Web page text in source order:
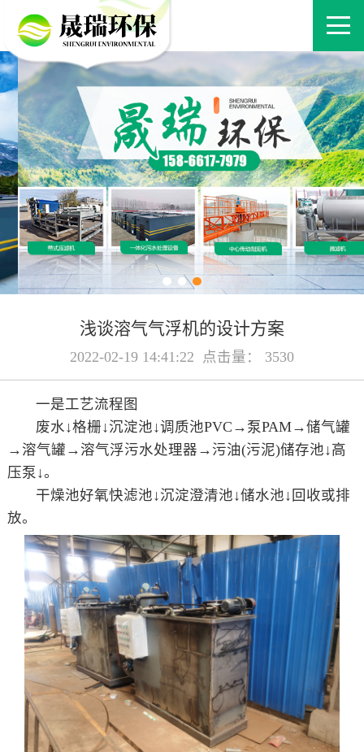
浅谈溶气气浮机的设计方案
2022-02-19 14:41:22 点击量： 3530
一是工艺流程图
废水↓格栅↓沉淀池↓调质池PVC→泵PAM→储气罐
→溶气罐→溶气浮污水处理器→污油(污泥)储存池↓高
压泵↓。
干燥池好氧快滤池↓沉淀澄清池↓储水池↓回收或排
放。